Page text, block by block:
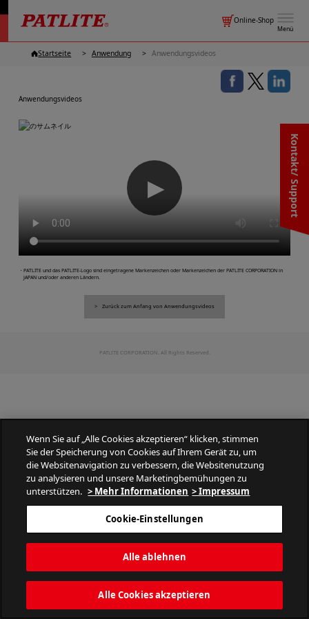
Menü
Online-Shop
Kontakt/ Support
Startseite Anwendung Anwendungsvideos
Anwendungsvideos
▶
・PATLITE und das PATLITE-Logo sind eingetragene Markenzeichen oder Markenzeichen der PATLITE CORPORATION in
JAPAN und/oder anderen Ländern.
Zurück zum Anfang von Anwendungsvideos
PATLITE CORPORATION. All Rights Reserved.
Wenn Sie auf „Alle Cookies akzeptieren“ klicken, stimmen
Sie der Speicherung von Cookies auf Ihrem Gerät zu, um
die Websitenavigation zu verbessern, die Websitenutzung
zu analysieren und unsere Marketingbemühungen zu
unterstützen. > Mehr Informationen > Impressum
Cookie-Einstellungen
Alle ablehnen
Alle Cookies akzeptieren